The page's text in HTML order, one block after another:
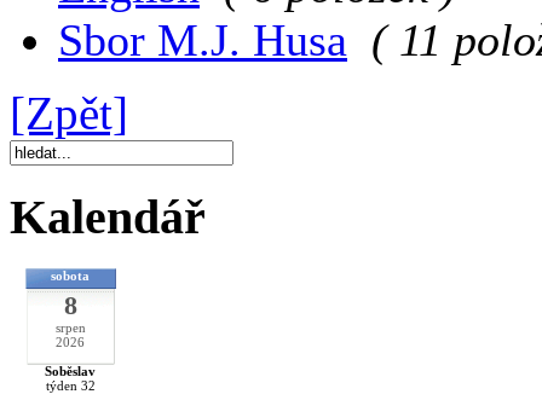
Sbor M.J. Husa ( 11
[Zpět]
Kalendář
sobota
8
srpen
2026
Soběslav
týden 32